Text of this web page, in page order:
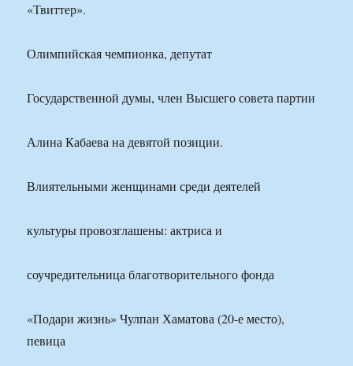
«Твиттер».
Олимпийская чемпионка, депутат
Государственной думы, член Высшего совета партии
Алина Кабаева на девятой позиции.
Влиятельными женщинами среди деятелей
культуры провозглашены: актриса и
соучредительница благотворительного фонда
«Подари жизнь» Чулпан Хаматова (20-е место),
певица